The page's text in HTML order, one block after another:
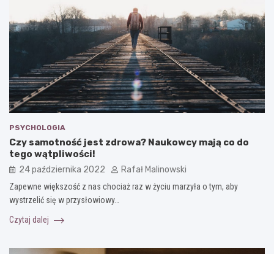
PSYCHOLOGIA
Czy samotność jest zdrowa? Naukowcy mają co do
tego wątpliwości!
24 października 2022 Rafał Malinowski
Zapewne większość z nas chociaż raz w życiu marzyła o tym, aby
wystrzelić się w przysłowiowy…
Czytaj dalej